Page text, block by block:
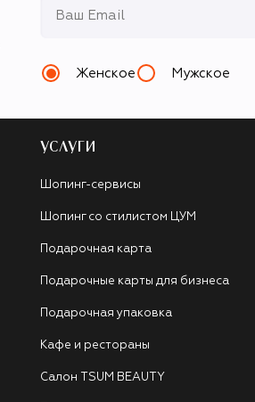
Женское Мужское
УСЛУГИ
Шопинг-сервисы
Шопинг со стилистом ЦУМ
Подарочная карта
Подарочные карты для бизнеса
Подарочная упаковка
Кафе и рестораны
Салон TSUM BEAUTY